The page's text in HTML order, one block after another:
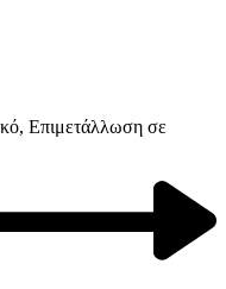
Επιμετάλλωση σε